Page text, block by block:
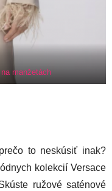
manžetách
to neskúsiť inak?
kolekcií Versace
ružové saténové